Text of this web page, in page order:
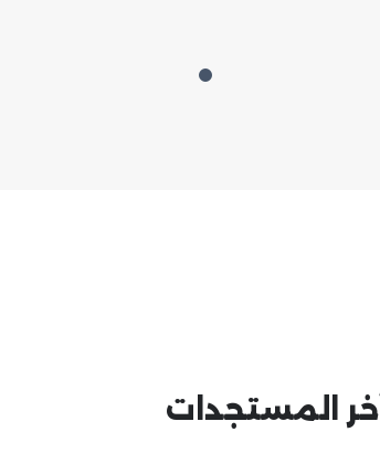
آخر المستجدات